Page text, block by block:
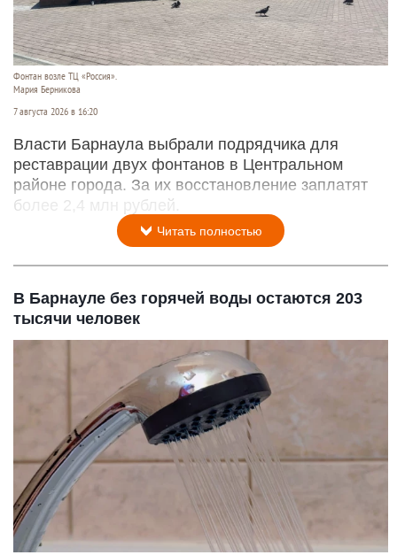
Фонтан возле ТЦ «Россия».
Мария Берникова
7 августа 2026 в 16:20
Власти Барнаула выбрали подрядчика для
реставрации двух фонтанов в Центральном
районе города. За их восстановление заплатят
более 2,4 млн рублей.
Читать полностью
В Барнауле без горячей воды остаются 203
тысячи человек